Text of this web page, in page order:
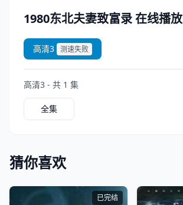
1980东北夫妻致富录 在线播放
高清3 测速失败
高清3 - 共 1 集
全集
猜你喜欢
已完结